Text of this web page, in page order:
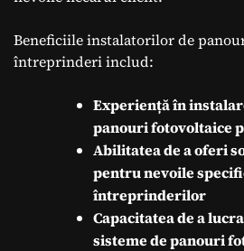
Beneficiile instalatorilor de
întreprinderi includ:
Experiență în
panouri fotovoltaice
Abilitatea de a oferi
pentru nevoile
întreprinderilor
Capacitatea de a
sisteme de panouri